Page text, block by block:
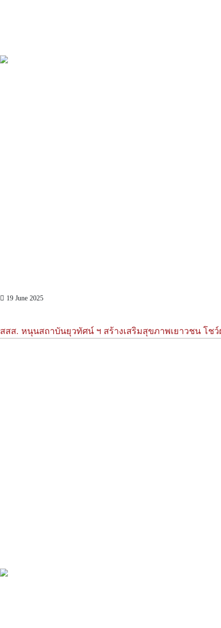
19 June 2025
สสส. หนุนสถาบันยุวทัศน์ ฯ สร้างเสริมสุขภาพเยาวชน โช